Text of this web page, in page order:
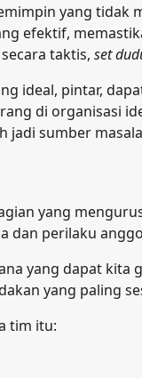
yang
efektif,
taktis, set
ideal, pintar,
di organisasi
jadi sumber
yang
dan perilaku
yang dapat
yang paling
tim itu: